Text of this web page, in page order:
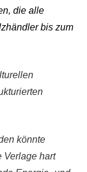
die alle
bis zum
könnte
Verlage hart